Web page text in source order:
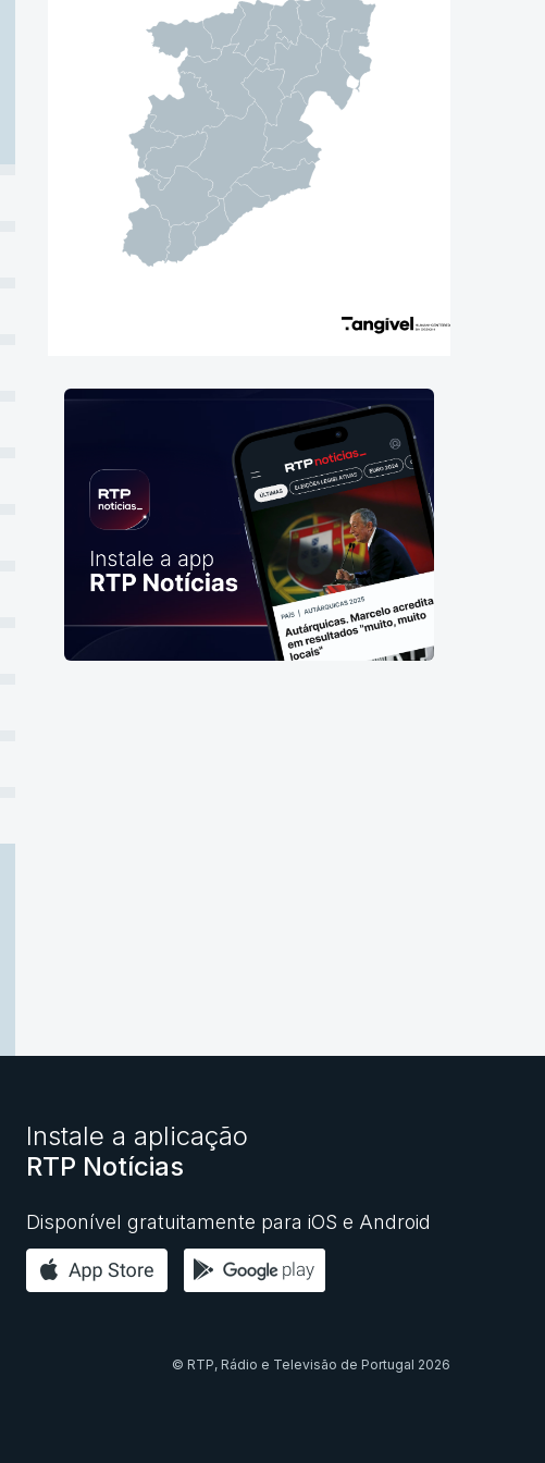
Instale a aplicação
RTP Notícias
Disponível gratuitamente para iOS e Android
© RTP, Rádio e Televisão de Portugal 2026